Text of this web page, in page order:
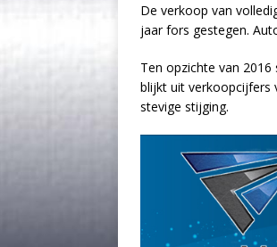
De verkoop van
jaar fors gestegen.
Ten opzichte van
blijkt uit verkoopcijfers
stevige stijging.